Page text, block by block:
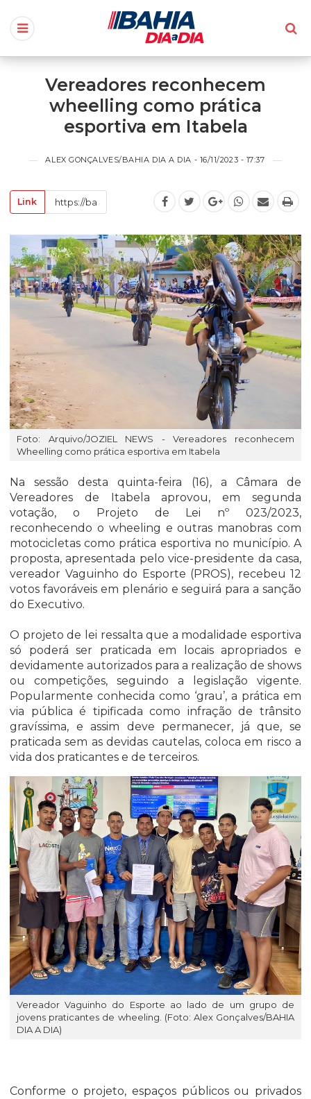
Vereadores reconhecem
wheelling como prática
esportiva em Itabela
ALEX GONÇALVES/BAHIA DIA A DIA - 16/11/2023 - 17:37
Link
Foto: Arquivo/JOZIEL NEWS - Vereadores reconhecem
Wheelling como prática esportiva em Itabela
Na sessão desta quinta-feira (16), a Câmara de
Vereadores de Itabela aprovou, em segunda
votação, o Projeto de Lei nº 023/2023,
reconhecendo o wheeling e outras manobras com
motocicletas como prática esportiva no município. A
proposta, apresentada pelo vice-presidente da casa,
vereador Vaguinho do Esporte (PROS), recebeu 12
votos favoráveis em plenário e seguirá para a sanção
do Executivo.
O projeto de lei ressalta que a modalidade esportiva
só poderá ser praticada em locais apropriados e
devidamente autorizados para a realização de shows
ou competições, seguindo a legislação vigente.
Popularmente conhecida como ‘grau’, a prática em
via pública é tipificada como infração de trânsito
gravíssima, e assim deve permanecer, já que, se
praticada sem as devidas cautelas, coloca em risco a
vida dos praticantes e de terceiros.
Vereador Vaguinho do Esporte ao lado de um grupo de
jovens praticantes de wheeling. (Foto: Alex Gonçalves/BAHIA
DIA A DIA)
Conforme o projeto, espaços públicos ou privados